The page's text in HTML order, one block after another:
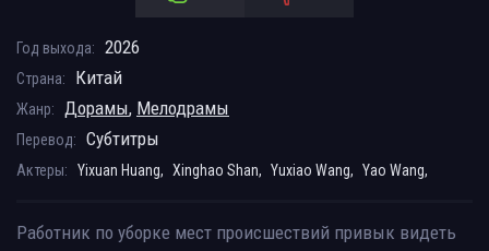
Год выхода: 2026
Страна: Китай
Жанр: Дорамы, Мелодрамы
Перевод: Субтитры
Актеры: Yixuan Huang, Xinghao Shan, Yuxiao Wang, Yao Wang,
Работник по уборке мест происшествий привык видеть